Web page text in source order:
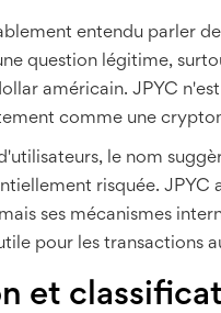
entendu parler
question légitime,
américain. JPYC
comme une
le nom
risquée.
ses mécanismes
pour les transactions
et